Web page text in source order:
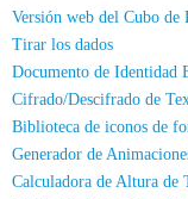
Versión web del Cubo de
Tirar los dados
Cifrado/Descifrado de
Generador de
Calculadora de Altura de